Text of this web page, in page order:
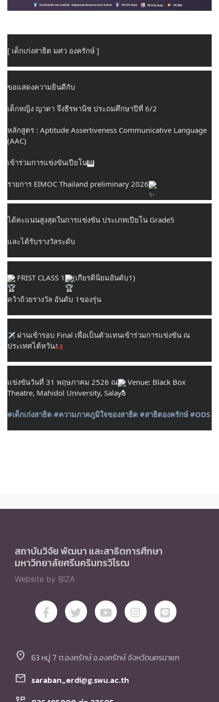
[ เด็กเก่งสาธิต มศว องครักษ์ ]
ขอแสดงความยินดีกับ
เด็กหญิง ญาดา จึงธีรพานิช ประถมศึกษาปีที่ 6/2
หลักสูตร : Aptitude Assertiveness Communicative Language
(AAC)
เข้าร่วมการแข่งขันเปียโน
รายการ EIMOC Thailand preliminary 2026
ได้คะแนนสูงสุดในการแข่งขัน ประเภทเปียโน Grade5
และได้รับรางวัลระดับ
FRIST CLASS 1 (เกียรตินิยมอันดับ1)
คว้าถ้วยรางวัล อันดับ 1ของรุ่น
ผ่านเข้ารอบ Final เพื่อเป็นตัวแทนเข้าร่วมการแข่งขัน ณ
ประเทศไต้หวัน
แข่งขันวันที่ 31 พฤษภาคม 2526 ณ
Venue: Black Box
Theatre, Mahidol University, Salaya
#เด็กเก่งสาธิต #ความภาคภูมิใจของสาธิต #สาธิตองครักษ์ #ODS
สถาบันวิจัย พัฒนา และสาธิตการศึกษา
มหาวิทยาลัยศรีนครินทรวิโรฒ
Website by BIZA
location_on 63 หมู่ 7 ต.องครักษ์ อ.องครักษ์ จังหวัดนครนายก
mail saraban_erdi@g.swu.ac.th